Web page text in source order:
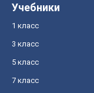
Учебники
1 класс
3 класс
5 класс
7 класс